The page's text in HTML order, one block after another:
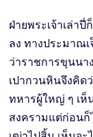
ฝ่ายพระเจ้าเล่า
ลง ทางประมาณ
ว่าราชการขุนนา
เปากวนหินจึงคิด
ทหารผู้ใหญ่ ๆ เห็
สงครามแต่ก่อน